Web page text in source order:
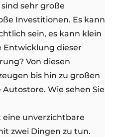
sehr große
Investitionen. Es kann
sein, es kann klein
Entwicklung dieser
Von diesen
bis hin zu großen
Wie sehen Sie
eine unverzichtbare
zwei Dingen zu tun.